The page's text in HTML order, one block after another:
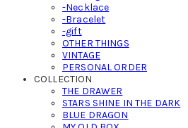
-Necklace
-Bracelet
-gift
OTHER THINGS
VINTAGE
PERSONAL ORDER
COLLECTION
THE DRAWER
STARS SHINE IN THE DARK
BLUE DRAGON